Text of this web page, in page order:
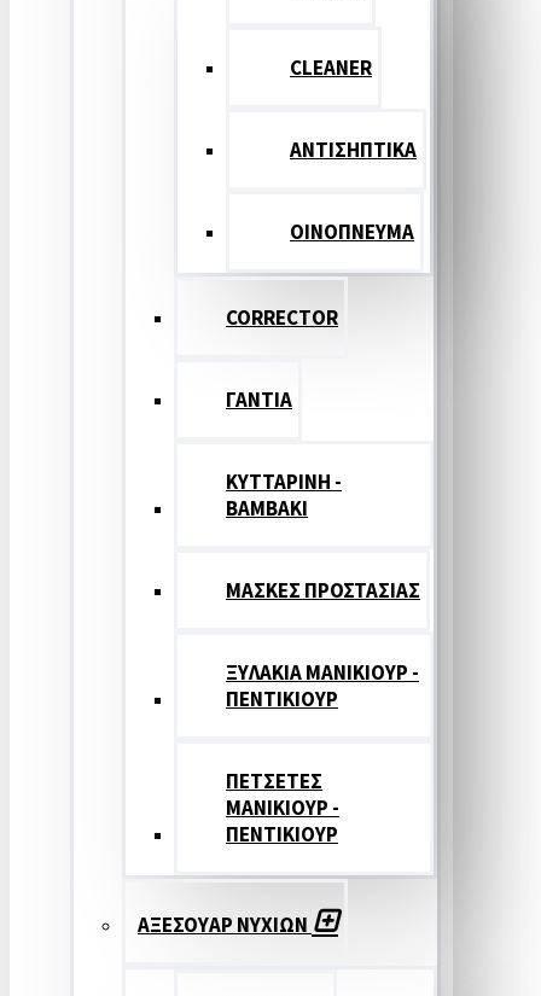
CLEANER
ΑΝΤΙΣΗΠΤΙΚΑ
ΟΙΝΟΠΝΕΥΜΑ
CORRECTOR
ΓΑΝΤΙΑ
ΚΥΤΤΑΡΙΝΗ -
ΒΑΜΒΑΚΙ
ΜΑΣΚΕΣ ΠΡΟΣΤΑΣΙΑΣ
ΞΥΛΑΚΙΑ ΜΑΝΙΚΙΟΥΡ -
ΠΕΝΤΙΚΙΟΥΡ
ΠΕΤΣΕΤΕΣ
ΜΑΝΙΚΙΟΥΡ -
ΠΕΝΤΙΚΙΟΥΡ
ΑΞΕΣΟΥΑΡ ΝΥΧΙΩΝ